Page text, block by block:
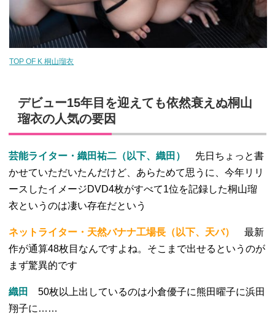
TOP OF K 桐山瑠衣
デビュー15年目を迎えても依然衰えぬ桐山
瑠衣の人気の要因
芸能ライター・織田祐二（以下、織田）
先日ちょっと書
かせていただいたんだけど、あらためて思うに、今年リリ
ースしたイメージDVD4枚がすべて1位を記録した桐山瑠
衣というのは凄い存在だという
ネットライター・天然バナナ工場長（以下、天バ）
最新
作が通算48枚目なんですよね。そこまで出せるというのが
まず驚異的です
織田
50枚以上出しているのは小倉優子に熊田曜子に浜田
翔子に……